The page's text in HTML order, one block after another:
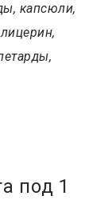
капсюли,
под 1